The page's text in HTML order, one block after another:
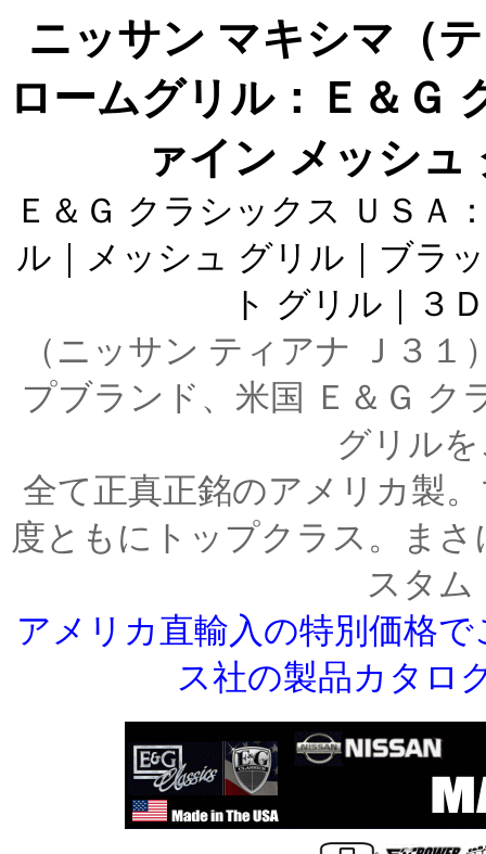
ニッサン マキシマ（
ロームグリル：Ｅ＆Ｇ
ァイン メッシュ
Ｅ＆Ｇ クラシックス ＵＳＡ
ル｜メッシュ グリル｜ブラ
ト グリル｜３
（ニッサン ティアナ Ｊ３
プブランド、米国 Ｅ＆Ｇ ク
グリル
全て正真正銘のアメリカ製
度ともにトップクラス。ま
スタム
アメリカ直輸入の特別価格
ス社の製品カタ